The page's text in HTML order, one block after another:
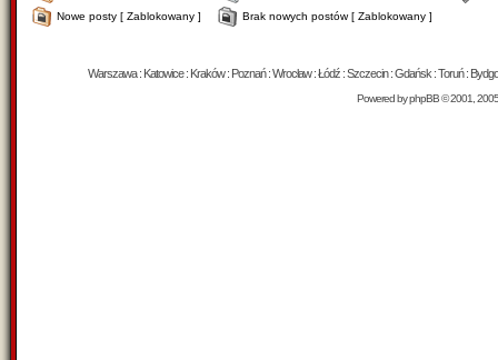
Nowe posty [ Zablokowany ]
Brak nowych postów [ Zablokowany ]
Warszawa : Katowice : Kraków : Poznań : Wrocław : Łódź : Szczecin : Gdańsk : Toruń :
Powered byphpBB© 2001,